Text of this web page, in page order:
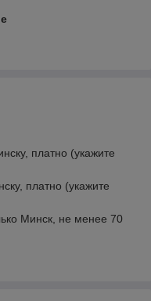
платно (укажите
платно (укажите
Минск, не менее 70